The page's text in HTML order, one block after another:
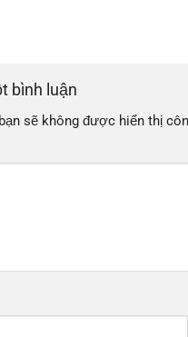
bình luận
sẽ không được hiển thị